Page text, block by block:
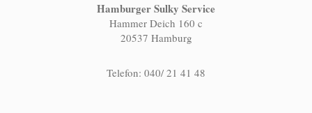
Hamburger Sulky Service
Hammer Deich 160 c
20537 Hamburg
Telefon: 040/ 21 41 48